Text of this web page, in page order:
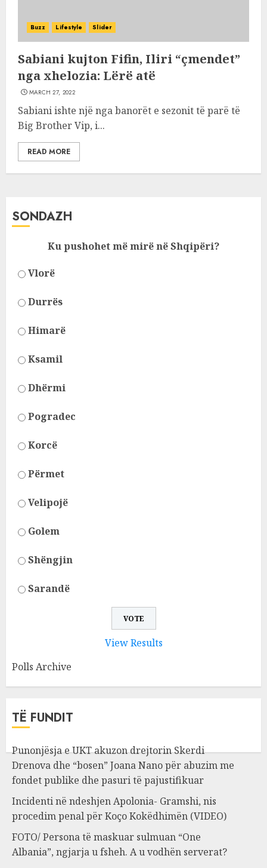
Buzz Lifestyle Slider
Sabiani kujton Fifin, Iliri “çmendet”
nga xhelozia: Lërë atë
MARCH 27, 2022
Sabiani ishte një nga banorët e sezonit të parë të
Big Brother Vip, i...
READ MORE
SONDAZH
Ku pushohet më mirë në Shqipëri?
Vlorë
Durrës
Himarë
Ksamil
Dhërmi
Pogradec
Korcë
Përmet
Velipojë
Golem
Shëngjin
Sarandë
View Results
Polls Archive
TË FUNDIT
Punonjësja e UKT akuzon drejtorin Skerdi
Drenova dhe “bosen” Joana Nano për abuzim me
fondet publike dhe pasuri të pajustifikuar
Incidenti në ndeshjen Apolonia- Gramshi, nis
procedim penal për Koço Kokëdhimën (VIDEO)
FOTO/ Persona të maskuar sulmuan “One
Albania”, ngjarja u fsheh. A u vodhën serverat?